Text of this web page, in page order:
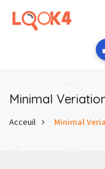
Minimal
Acceuil Minimal